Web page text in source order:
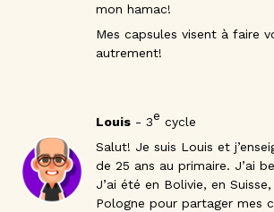
mon hamac!
Mes capsules visent à faire
autrement!
Louis- 3e cycle
Salut! Je suis Louis et
de 25 ans au primaire. J’ai
J’ai été en Bolivie, en
Pologne pour partager mes